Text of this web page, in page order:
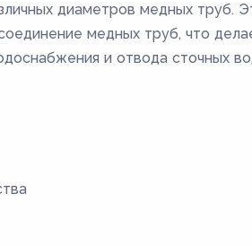
диаметров медных труб.
медных труб, что
и отвода сточных